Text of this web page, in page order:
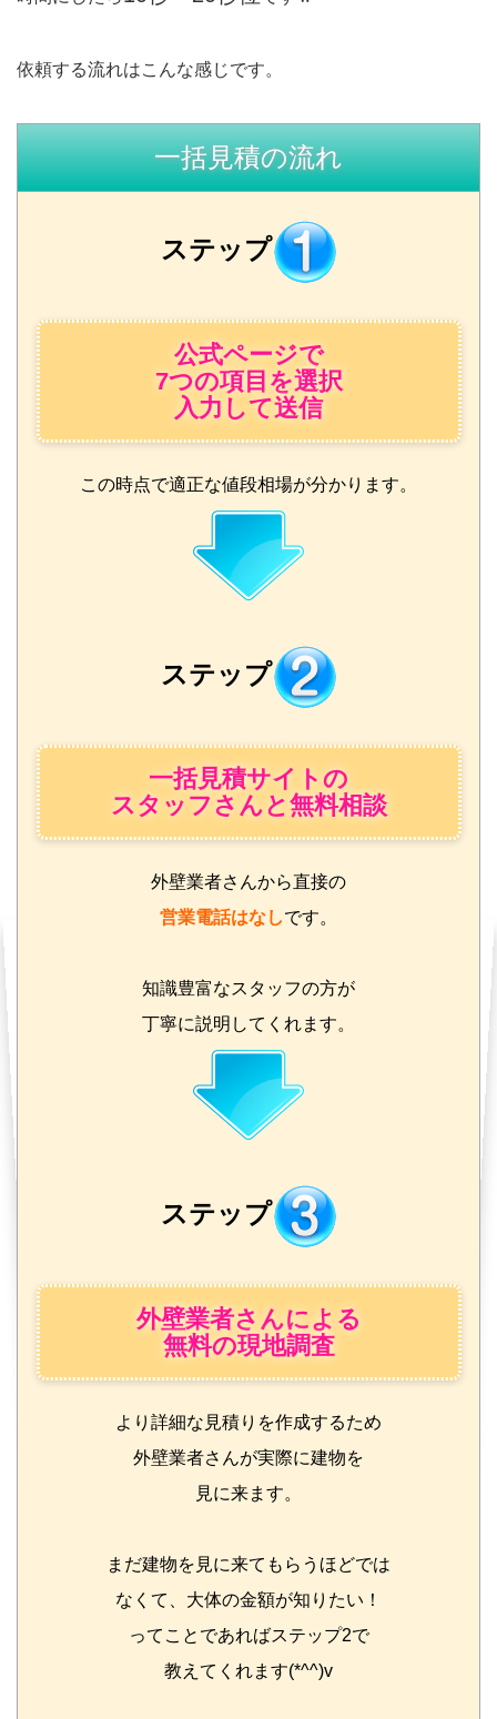
依頼する流れはこんな感じです。
一括見積の流れ
ステップ
公式ページで
7つの項目を選択
入力して送信
この時点で適正な値段相場が分かります。
ステップ
一括見積サイトの
スタッフさんと無料相談
外壁業者さんから直接の
営業電話はなしです。
知識豊富なスタッフの方が
丁寧に説明してくれます。
ステップ
外壁業者さんによる
無料の現地調査
より詳細な見積りを作成するため
外壁業者さんが実際に建物を
見に来ます。
まだ建物を見に来てもらうほどでは
なくて、大体の金額が知りたい！
ってことであればステップ2で
教えてくれます(*^^)v